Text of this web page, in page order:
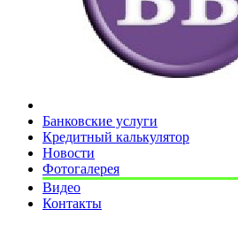
Банковские услуги
Кредитный калькулятор
Новости
Фотогалерея
Видео
Контакты